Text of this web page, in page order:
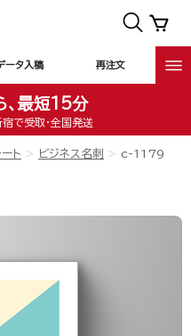
ータ入稿 再注文
、最短15分
で受取・全国発送
ト ビジネス名刺 c-1179